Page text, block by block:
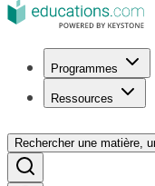
Programmes
Ressources
Rechercher une matière,